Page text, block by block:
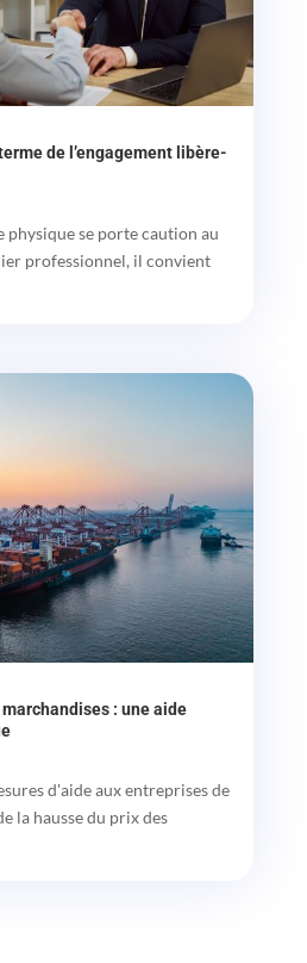
de l’engagement libère-
physique se porte caution au
professionnel, il convient
: une aide
d'aide aux entreprises de
la hausse du prix des